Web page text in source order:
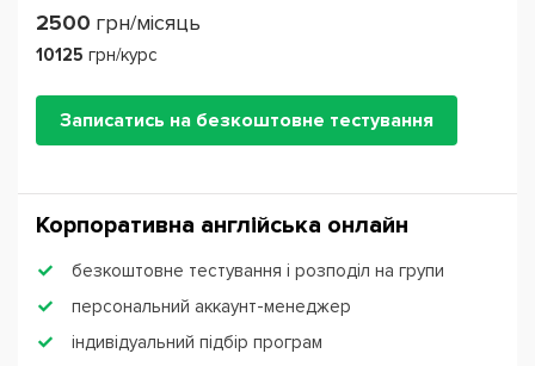
2500 грн/місяць
10125 грн/курс
Записатись на безкоштовне тестування
Корпоративна англійська онлайн
безкоштовне тестування і розподіл на групи
персональний аккаунт-менеджер
індивідуальний підбір програм